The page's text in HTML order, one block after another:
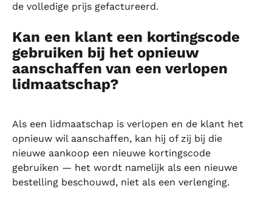
de volledige prijs gefactureerd.
Kan een klant een kortingscode
gebruiken bij het opnieuw
aanschaffen van een verlopen
lidmaatschap?
Als een lidmaatschap is verlopen en de klant het
opnieuw wil aanschaffen, kan hij of zij bij die
nieuwe aankoop een nieuwe kortingscode
gebruiken — het wordt namelijk als een nieuwe
bestelling beschouwd, niet als een verlenging.